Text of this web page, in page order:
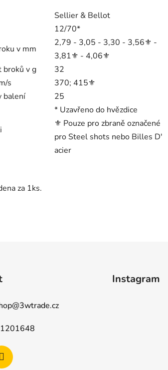
Sellier & Bellot
12/70*
v mm
2,79 - 3,05 - 3,30 - 3,56⚜︎ -
3,81⚜︎ - 4,06⚜︎
broků v g
32
s
370; 415⚜︎
balení
25
* Uzavřeno do hvězdice
⚜︎ Pouze pro zbraně označené
pro Steel shots nebo Billes D'
acier
za 1ks.
@3wtrade.cz
Instagram